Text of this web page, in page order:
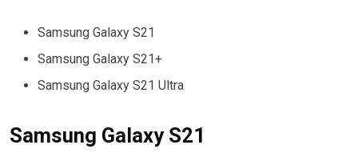
Samsung Galaxy S21
Samsung Galaxy S21+
Samsung Galaxy S21 Ultra
Samsung Galaxy S21